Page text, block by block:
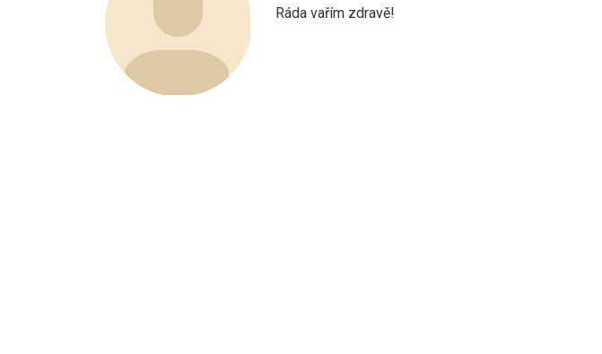
Ráda vařím zdravě!